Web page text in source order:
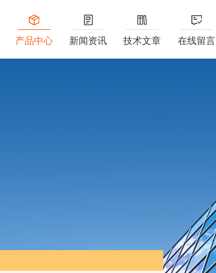
产品中心 新闻资讯 技术文章 在线留言